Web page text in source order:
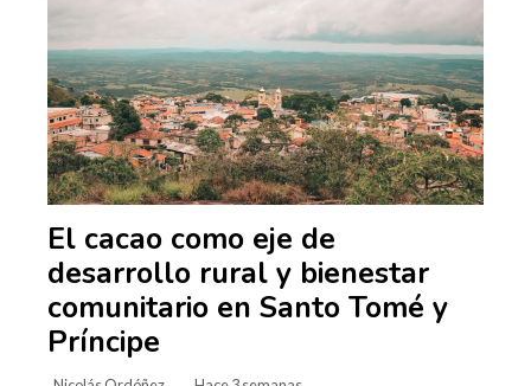
El cacao como eje de
desarrollo rural y bienestar
comunitario en Santo Tomé y
Príncipe